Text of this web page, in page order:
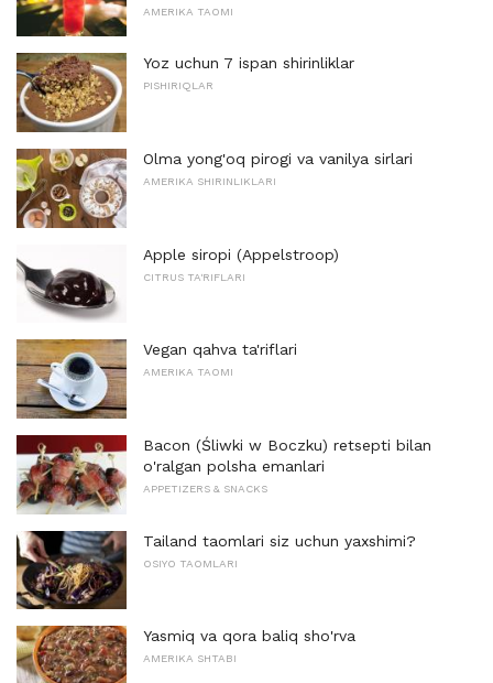
AMERIKA TAOMI
Yoz uchun 7 ispan shirinliklar
PISHIRIQLAR
Olma yong'oq pirogi va vanilya sirlari
AMERIKA SHIRINLIKLARI
Apple siropi (Appelstroop)
CITRUS TA'RIFLARI
Vegan qahva ta'riflari
AMERIKA TAOMI
Bacon (Śliwki w Boczku) retsepti bilan
o'ralgan polsha emanlari
APPETIZERS & SNACKS
Tailand taomlari siz uchun yaxshimi?
OSIYO TAOMLARI
Yasmiq va qora baliq sho'rva
AMERIKA SHTABI